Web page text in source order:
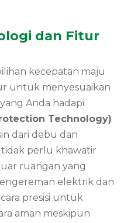
dan Fitur
kecepatan maju
untuk menyesuaikan
Anda hadapi.
Technology)
dari debu dan
tidak perlu khawatir
ruangan yang
elektrik dan
presisi untuk
aman meskipun